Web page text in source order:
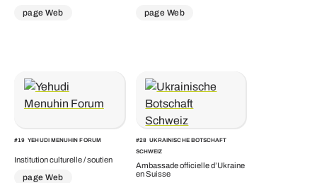
page Web page Web
#19 YEHUDI MENUHIN FORUM
Institution culturelle / soutien
page Web
#28 UKRAINISCHE BOTSCHAFT
SCHWEIZ
Ambassade officielle d’Ukraine
en Suisse